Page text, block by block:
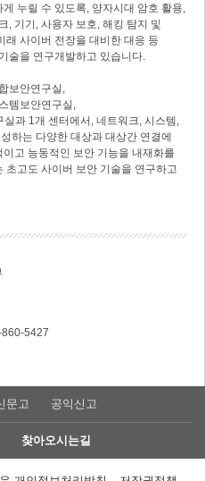
누릴 수 있도록, 양자시대 암호 활용,
, 기기, 사용자 보호, 해킹 탐지 및
래 사이버 전장을 대비한 대응 등
술을 연구개발하고 있습니다.
보안연구실,
템보안연구실,
과 1개 센터에서, 네트워크, 시스템,
하는 다양한 대상과 대상간 연결에
고 능동적인 보안 기능을 내재화를
고도 사이버 보안 기술을 연구하고
5427
문고 공익신고
찾아오시는길